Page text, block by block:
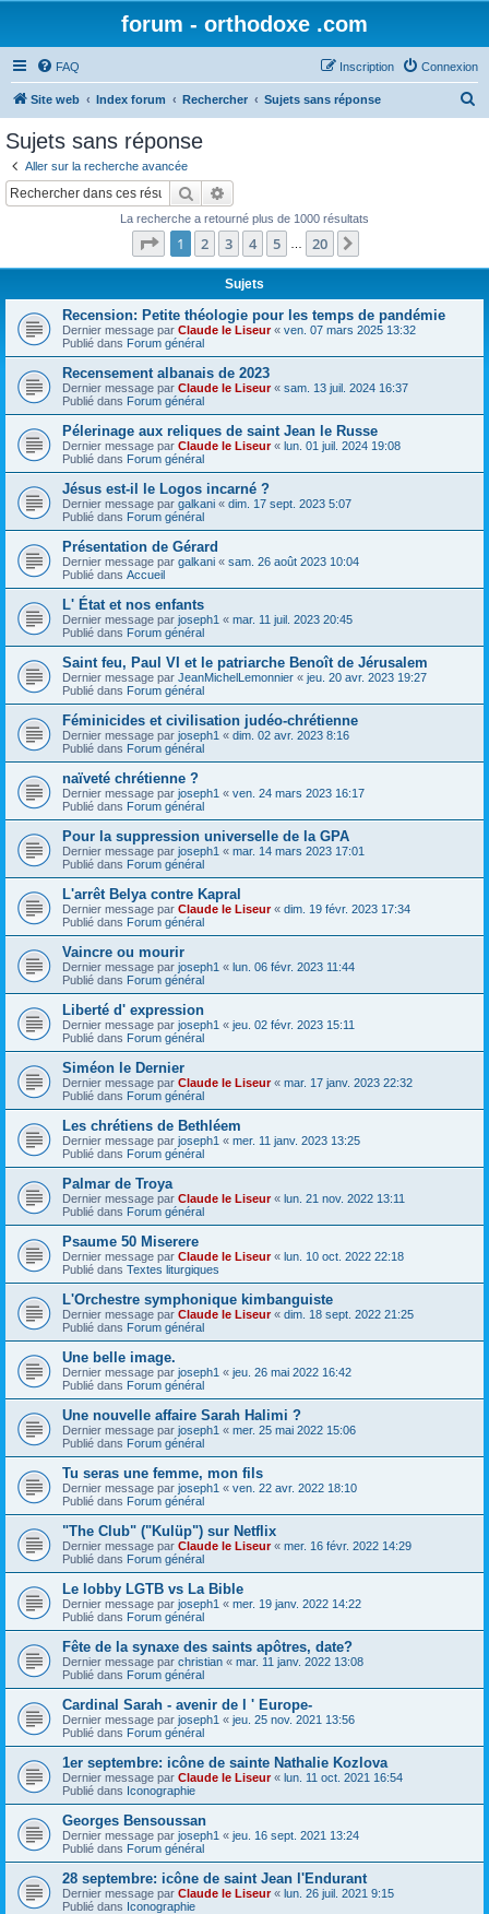
forum - orthodoxe .com
FAQ Connexion
Inscription
Site web Index forum Rechercher Sujets sans réponse
Sujets sans réponse
Aller sur la recherche avancée
Rechercher
La recherche a retourné plus de 1000 résultats
Page 1sur20
1 2 3 4 5 20
Sujets
Recension: Petite théologie pour les temps de pandémie
Dernier message par Claude le Liseur« ven. 07 mars 2025 13:32
Publié dans Forum général
Recensement albanais de 2023
Dernier message par Claude le Liseur« sam. 13 juil. 2024 16:37
Publié dans Forum général
Pélerinage aux reliques de saint Jean le Russe
Dernier message par Claude le Liseur« lun. 01 juil. 2024 19:08
Publié dans Forum général
Jésus est-il le Logos incarné ?
Dernier message par galkani « dim. 17 sept. 2023 5:07
Publié dans Forum général
Présentation de Gérard
Dernier message par galkani « sam. 26 août 2023 10:04
Publié dans Accueil
L' État et nos enfants
Dernier message par joseph1 « mar. 11 juil. 2023 20:45
Publié dans Forum général
Saint feu, Paul VI et le patriarche Benoît de Jérusalem
Dernier message par JeanMichelLemonnier « jeu. 20 avr. 2023 19:27
Publié dans Forum général
Féminicides et civilisation judéo-chrétienne
Dernier message par joseph1 « dim. 02 avr. 2023 8:16
Publié dans Forum général
naïveté chrétienne ?
Dernier message par joseph1 « ven. 24 mars 2023 16:17
Publié dans Forum général
Pour la suppression universelle de la GPA
Dernier message par joseph1 « mar. 14 mars 2023 17:01
Publié dans Forum général
L'arrêt Belya contre Kapral
Dernier message par Claude le Liseur« dim. 19 févr. 2023 17:34
Publié dans Forum général
Vaincre ou mourir
Dernier message par joseph1 « lun. 06 févr. 2023 11:44
Publié dans Forum général
Liberté d' expression
Dernier message par joseph1 « jeu. 02 févr. 2023 15:11
Publié dans Forum général
Siméon le Dernier
Dernier message par Claude le Liseur« mar. 17 janv. 2023 22:32
Publié dans Forum général
Les chrétiens de Bethléem
Dernier message par joseph1 « mer. 11 janv. 2023 13:25
Publié dans Forum général
Palmar de Troya
Dernier message par Claude le Liseur« lun. 21 nov. 2022 13:11
Publié dans Forum général
Psaume 50 Miserere
Dernier message par Claude le Liseur« lun. 10 oct. 2022 22:18
Publié dans Textes liturgiques
L'Orchestre symphonique kimbanguiste
Dernier message par Claude le Liseur« dim. 18 sept. 2022 21:25
Publié dans Forum général
Une belle image.
Dernier message par joseph1 « jeu. 26 mai 2022 16:42
Publié dans Forum général
Une nouvelle affaire Sarah Halimi ?
Dernier message par joseph1 « mer. 25 mai 2022 15:06
Publié dans Forum général
Tu seras une femme, mon fils
Dernier message par joseph1 « ven. 22 avr. 2022 18:10
Publié dans Forum général
"The Club" ("Kulüp") sur Netflix
Dernier message par Claude le Liseur« mer. 16 févr. 2022 14:29
Publié dans Forum général
Le lobby LGTB vs La Bible
Dernier message par joseph1 « mer. 19 janv. 2022 14:22
Publié dans Forum général
Fête de la synaxe des saints apôtres, date?
Dernier message par christian « mar. 11 janv. 2022 13:08
Publié dans Forum général
Cardinal Sarah - avenir de l ' Europe-
Dernier message par joseph1 « jeu. 25 nov. 2021 13:56
Publié dans Forum général
1er septembre: icône de sainte Nathalie Kozlova
Dernier message par Claude le Liseur« lun. 11 oct. 2021 16:54
Publié dans Iconographie
Georges Bensoussan
Dernier message par joseph1 « jeu. 16 sept. 2021 13:24
Publié dans Forum général
28 septembre: icône de saint Jean l'Endurant
Dernier message par Claude le Liseur« lun. 26 juil. 2021 9:15
Publié dans Iconographie